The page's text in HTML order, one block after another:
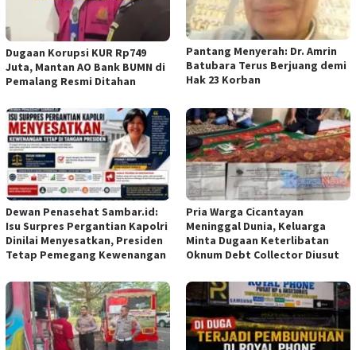
Dugaan Korupsi KUR Rp749
Juta, Mantan AO Bank BUMN di
Pemalang Resmi Ditahan
Pantang Menyerah: Dr. Amrin
Batubara Terus Berjuang demi
Hak 23 Korban
Dewan Penasehat Sambar.id:
Isu Surpres Pergantian Kapolri
Dinilai Menyesatkan, Presiden
Tetap Pemegang Kewenangan
Pria Warga Cicantayan
Meninggal Dunia, Keluarga
Minta Dugaan Keterlibatan
Oknum Debt Collector Diusut